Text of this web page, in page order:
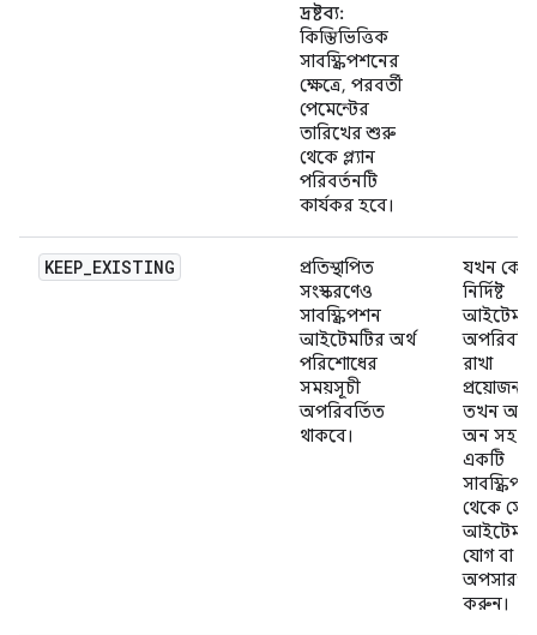
দ্রষ্টব্য:
কিস্তিভিত্তিক
সাবস্ক্রিপশনের
ক্ষেত্রে, পরবর্তী
পেমেন্টের
তারিখের শুরু
থেকে প্ল্যান
পরিবর্তনটি
কার্যকর হবে।
KEEP_EXISTING
প্রতিস্থাপিত
সংস্করণেও
সাবস্ক্রিপশন
আইটেমটির অর্থ
পরিশোধের
সময়সূচী
অপরিবর্তিত
থাকবে।
যখন
নির্দিষ্ট
আইটেম
রাখা
প্রয়োজন,
তখন
অন সহ
একটি
থেকে সেই
আইটেমটি
যোগ বা
অপসারণ
করুন।